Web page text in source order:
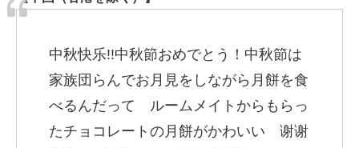
中秋快乐!!中秋節おめでとう！中秋節は
家族団らんでお月見をしながら月餅を食
べるんだって ルームメイトからもらっ
たチョコレートの月餅がかわいい 谢谢